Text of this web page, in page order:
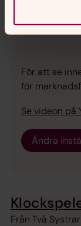
För att se
för
Se videon på
Ändra
Från Två